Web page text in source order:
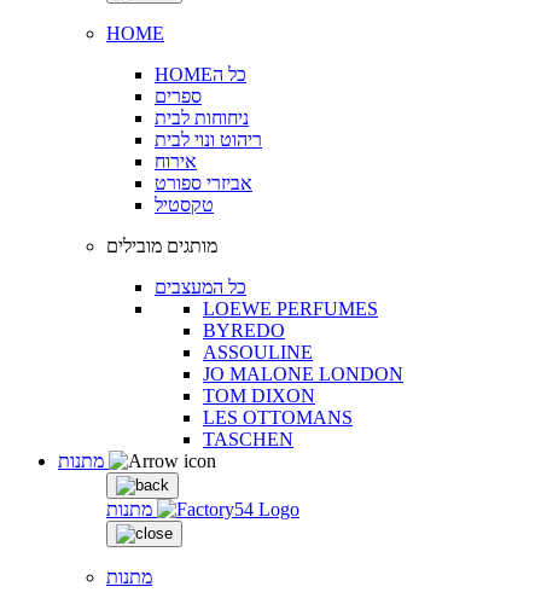
HOME
HOMEכל ה
ספרים
ניחוחות לבית
ריהוט ונוי לבית
אירוח
אביזרי ספורט
טקסטיל
מותגים מובילים
כל המעצבים
LOEWE PERFUMES
BYREDO
ASSOULINE
JO MALONE LONDON
TOM DIXON
LES OTTOMANS
TASCHEN
מתנות
מתנות